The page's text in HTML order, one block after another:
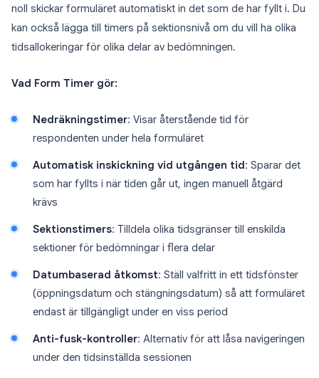
noll skickar formuläret automatiskt in det som de har fyllt i. Du
kan också lägga till timers på sektionsnivå om du vill ha olika
tidsallokeringar för olika delar av bedömningen.
Vad Form Timer gör:
Nedräkningstimer: Visar återstående tid för
respondenten under hela formuläret
Automatisk inskickning vid utgången tid: Sparar det
som har fyllts i när tiden går ut, ingen manuell åtgärd
krävs
Sektionstimers: Tilldela olika tidsgränser till enskilda
sektioner för bedömningar i flera delar
Datumbaserad åtkomst: Ställ valfritt in ett tidsfönster
(öppningsdatum och stängningsdatum) så att formuläret
endast är tillgängligt under en viss period
Anti-fusk-kontroller: Alternativ för att låsa navigeringen
under den tidsinställda sessionen